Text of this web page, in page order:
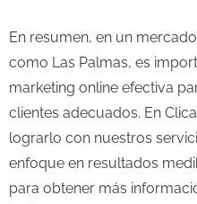
En resumen, en un
como Las Palmas, es
marketing online efectiva
clientes adecuados. En
lograrlo con nuestros
enfoque en resultados
para obtener más